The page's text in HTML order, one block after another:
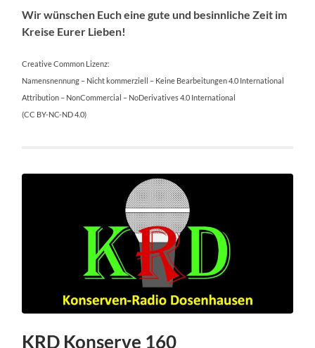
Wir wünschen Euch eine gute und besinnliche Zeit im
Kreise Eurer Lieben!
Creative Common Lizenz:
Namensnennung – Nicht kommerziell – Keine Bearbeitungen 4.0 International
Attribution – NonCommercial – NoDerivatives 4.0 International
(CC BY-NC-ND 4.0)
KRD Konserve 160